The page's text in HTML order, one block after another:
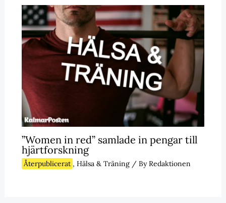
”Women in red” samlade in pengar till
hjärtforskning
Återpublicerat , Hälsa & Träning/ ByRedaktionen